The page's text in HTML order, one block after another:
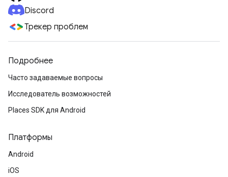
Discord
Трекер проблем
Подробнее
Часто задаваемые вопросы
Исследователь возможностей
Places SDK для Android
Платформы
Android
iOS